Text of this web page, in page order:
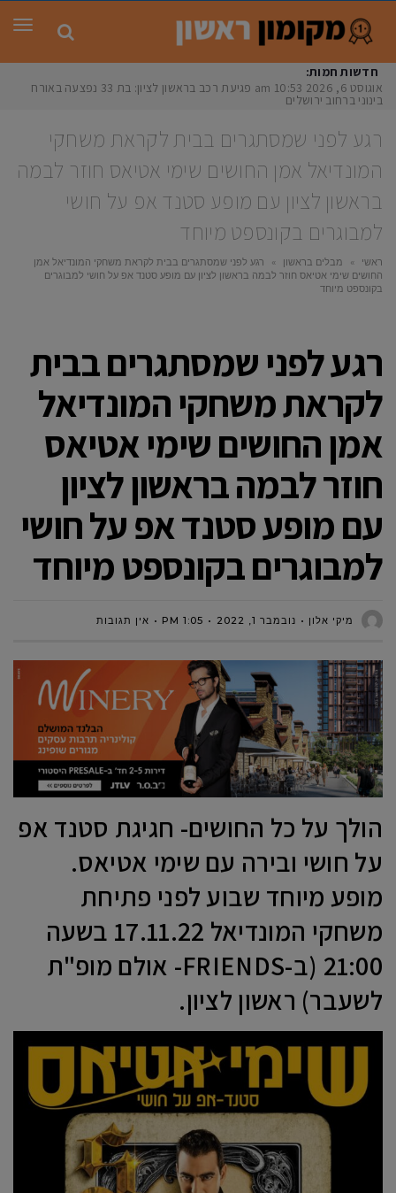
חדשות חמות:
אוגוסט 6, 2026
10:53 am פגיעת רכב בראשון לציון: בת 33 נפצעה באורח
בינוני ברחוב ירושלים
רגע לפני שמסתגרים בבית לקראת משחקי
המונדיאל אמן החושים שימי אטיאס חוזר לבמה
בראשון לציון עם מופע סטנד אפ על חושי
למבוגרים בקונספט מיוחד
ראשי » מבלים בראשון »
רגע לפני שמסתגרים בבית לקראת משחקי המונדיאל אמן
החושים שימי אטיאס חוזר לבמה בראשון לציון עם מופע סטנד אפ על חושי למבוגרים
בקונספט מיוחד
רגע לפני שמסתגרים בבית
לקראת משחקי המונדיאל
אמן החושים שימי אטיאס
חוזר לבמה בראשון לציון
עם מופע סטנד אפ על חושי
למבוגרים בקונספט מיוחד
מיקי אלון נובמבר 1, 2022 1:05 PM אין תגובות
הולך על כל החושים- חגיגת סטנד אפ
על חושי ובירה עם שימי אטיאס.
מופע מיוחד שבוע לפני פתיחת
משחקי המונדיאל 17.11.22 בשעה
21:00 (ב-FRIENDS- אולם מופ"ת
לשעבר) ראשון לציון.